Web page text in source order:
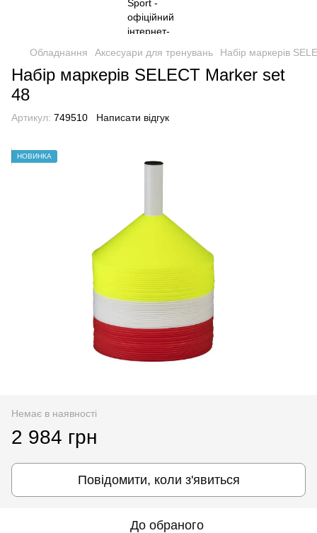
Обладнання Аксесуари для тренувань Набір маркерів
Набір маркерів SELECT Marker set
48
Артикул: 749510 Написати відгук
НОВИНКА
Немає в наявності
2 984 грн
Повідомити, коли з'явиться
До обраного